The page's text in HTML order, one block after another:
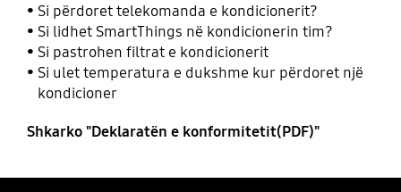
Si përdoret telekomanda e kondicionerit?
Si lidhet SmartThings në kondicionerin tim?
Si pastrohen filtrat e kondicionerit
Si ulet temperatura e dukshme kur përdoret një
kondicioner
Shkarko "Deklaratën e konformitetit(PDF)"